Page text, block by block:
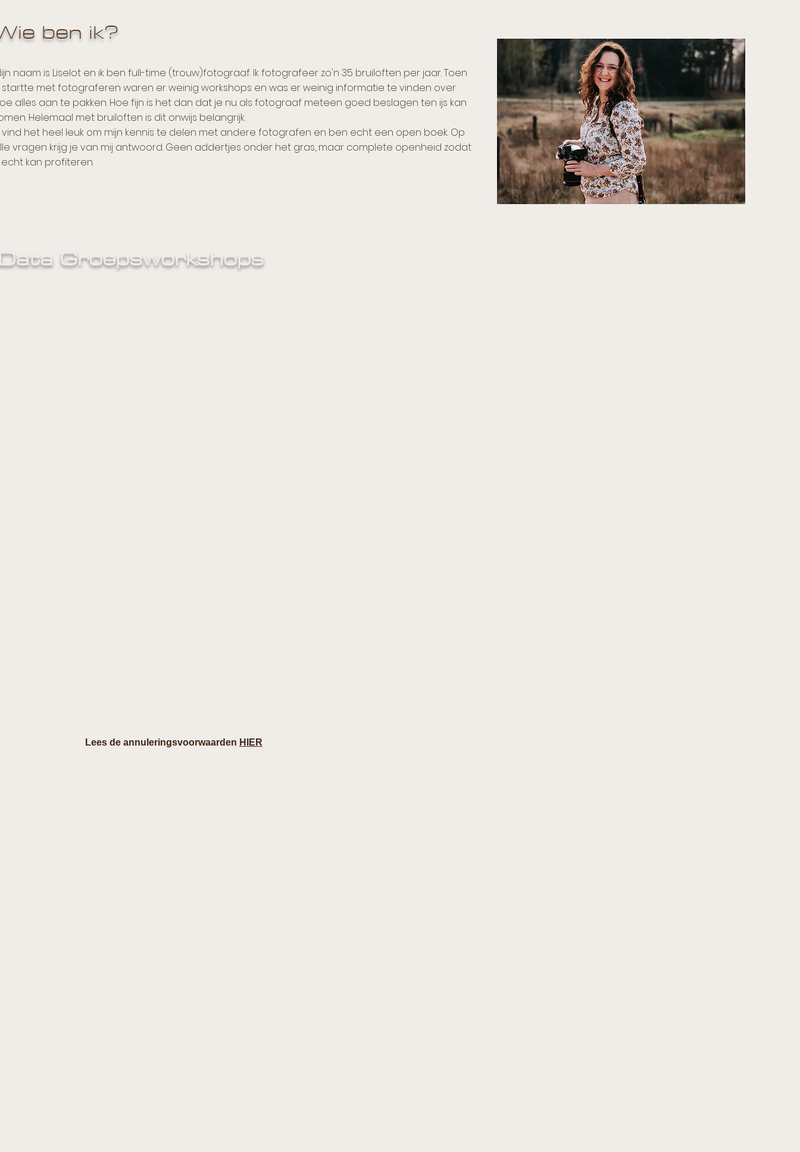
ben ik?
naam is Liselot en ik ben full-time (trouw)fotograaf. Ik fotografeer zo'n 35 bruiloften per jaar. Toen
startte met fotograferen waren er weinig workshops en was er weinig informatie te vinden over
alles aan te pakken. Hoe fijn is het dan dat je nu als fotograaf meteen goed beslagen ten ijs kan
Helemaal met bruiloften is dit onwijs belangrijk.
vind het heel leuk om mijn kennis te delen met andere fotografen en ben echt een open boek. Op
vragen krijg je van mij antwoord. Geen addertjes onder het gras, maar complete openheid zodat
echt kan profiteren.
Groepsworkshops
Lees de annuleringsvoorwaarden HIER